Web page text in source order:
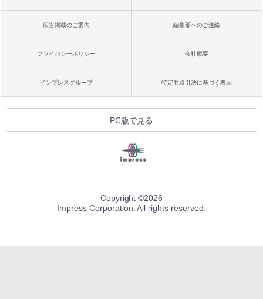
広告掲載のご案内 編集部へのご連絡
プライバシーポリシー 会社概要
インプレスグループ 特定商取引法に基づく表示
PC版で見る
Copyright ©2026
Impress Corporation. All rights reserved.